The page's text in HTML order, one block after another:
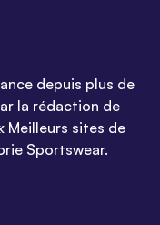
depuis plus de
la rédaction de
Meilleurs sites de
Sportswear.